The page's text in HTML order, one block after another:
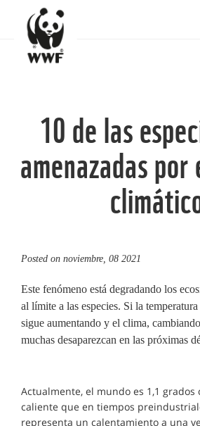
10 de las
amenazadas
Posted on noviembre, 08 2021
Este fenómeno está degradando los
al límite a las especies. Si la
sigue aumentando y el clima,
muchas desaparezcan en las próximas
Actualmente, el mundo es 1,1 grados
caliente que en tiempos
representa un calentamiento a una